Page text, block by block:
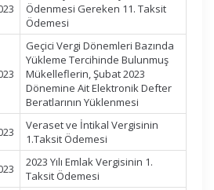
Ödenmesi Gereken 11. Taksit
Ödemesi
Geçici Vergi Dönemleri Bazında
Yükleme Tercihinde Bulunmuş
Mükelleflerin, Şubat 2023
Dönemine Ait Elektronik Defter
Beratlarının Yüklenmesi
Veraset ve İntikal Vergisinin
1.Taksit Ödemesi
2023 Yılı Emlak Vergisinin 1.
Taksit Ödemesi